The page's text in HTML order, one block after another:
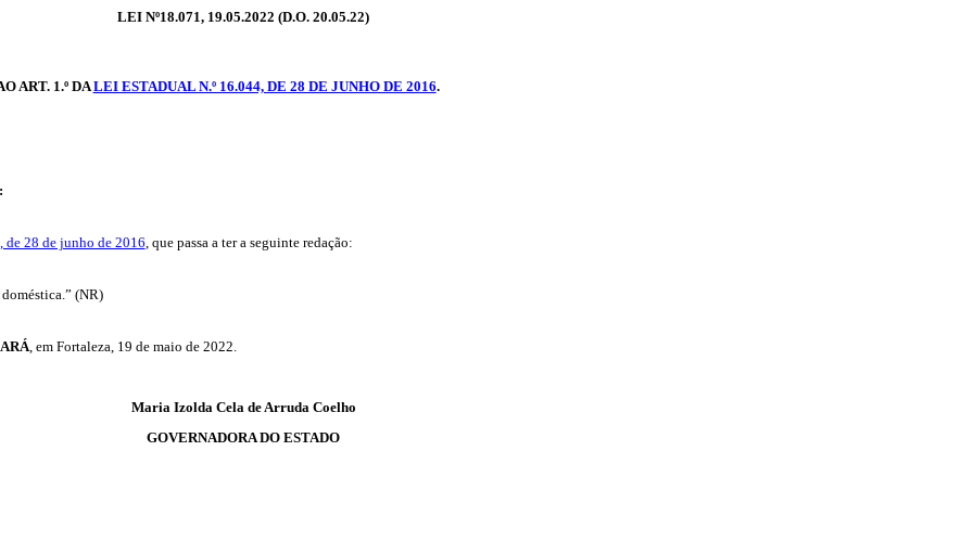
LEI Nº18.071, 19.05.2022 (D.O. 20.05.22)
ART. 1.º DALEI ESTADUAL N.º 16.044, DE 28 DE JUNHO DE 2016.
de 28 de junho de 2016, que passa a ter a seguinte redação:
(NR)
, em Fortaleza, 19 de maio de 2022.
Maria IzoldaCela de Arruda Coelho
GOVERNADORA DO ESTADO